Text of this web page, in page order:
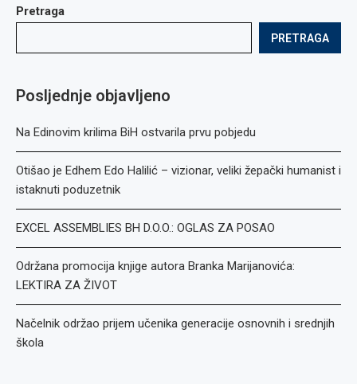
Pretraga
PRETRAGA
Posljednje objavljeno
Na Edinovim krilima BiH ostvarila prvu pobjedu
Otišao je Edhem Edo Halilić – vizionar, veliki žepački humanist i
istaknuti poduzetnik
EXCEL ASSEMBLIES BH D.O.O.: OGLAS ZA POSAO
Održana promocija knjige autora Branka Marijanovića:
LEKTIRA ZA ŽIVOT
Načelnik održao prijem učenika generacije osnovnih i srednjih
škola